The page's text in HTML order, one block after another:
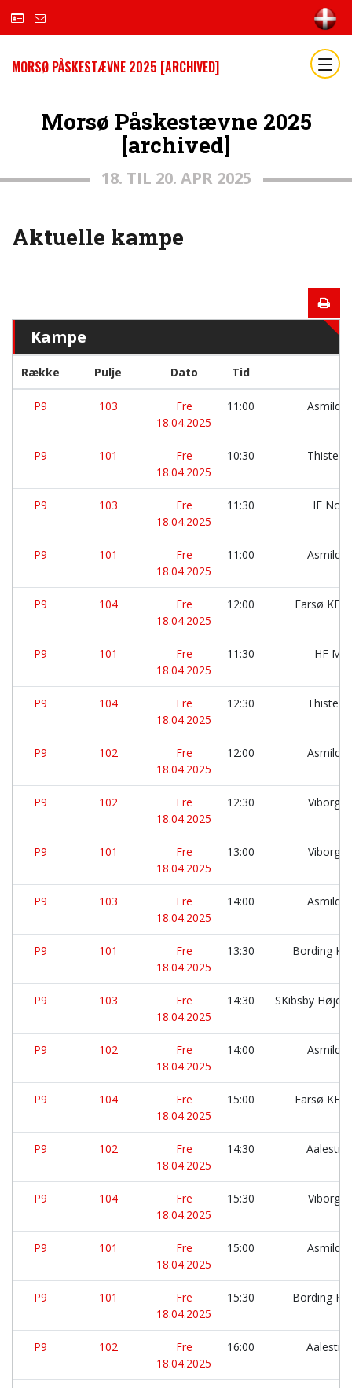
MORSØ PÅSKESTÆVNE 2025 [ARCHIVED]
Morsø Påskestævne 2025
[archived]
18. TIL 20. APR 2025
Aktuelle kampe
Kampe
Række Pulje Dato Tid
P9 103
Fre
18.04.2025
11:00 Asmild
P9 101
Fre
18.04.2025
10:30 Thisted
P9 103
Fre
18.04.2025
11:30 IF
P9 101
Fre
18.04.2025
11:00 Asmild
P9 104
Fre
18.04.2025
12:00 Farsø
P9 101
Fre
18.04.2025
11:30 HF
P9 104
Fre
18.04.2025
12:30 Thisted
P9 102
Fre
18.04.2025
12:00 Asmild
P9 102
Fre
18.04.2025
12:30 Viborg
P9 101
Fre
18.04.2025
13:00 Viborg
P9 103
Fre
18.04.2025
14:00 Asmild
P9 101
Fre
18.04.2025
13:30 Bording
P9 103
Fre
18.04.2025
14:30 SKibsby
P9 102
Fre
18.04.2025
14:00 Asmild
P9 104
Fre
18.04.2025
15:00 Farsø
P9 102
Fre
18.04.2025
14:30
P9 104
Fre
18.04.2025
15:30 Viborg
P9 101
Fre
18.04.2025
15:00 Asmild
P9 101
Fre
18.04.2025
15:30 Bording
P9 102
Fre
18.04.2025
16:00